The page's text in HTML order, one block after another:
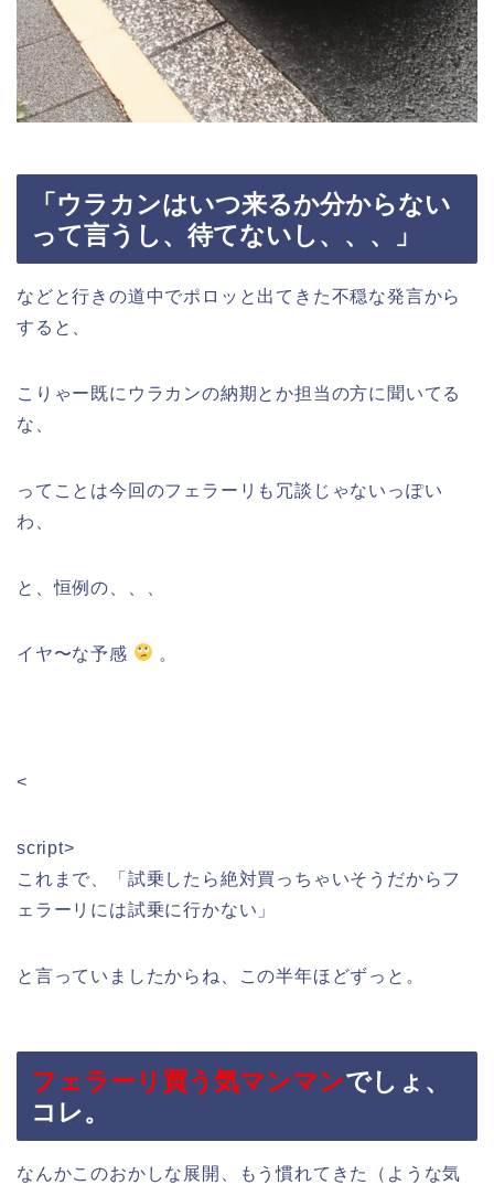
「ウラカンはいつ来るか分からない
って言うし、待てないし、、、」
などと行きの道中でポロッと出てきた不穏な発言から
すると、
こりゃー既にウラカンの納期とか担当の方に聞いてる
な、
ってことは今回のフェラーリも冗談じゃないっぽい
わ、
と、恒例の、、、
イヤ〜な予感 。
<
script>
これまで、「試乗したら絶対買っちゃいそうだからフ
ェラーリには試乗に行かない」
と言っていましたからね、この半年ほどずっと。
フェラーリ買う気マンマンでしょ、
コレ。
なんかこのおかしな展開、もう慣れてきた（ような気